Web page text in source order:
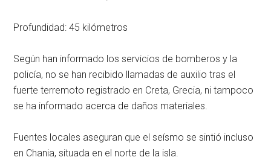
Profundidad: 45 kilómetros
Según han informado los servicios de bomberos y la
policía, no se han recibido llamadas de auxilio tras el
fuerte terremoto registrado en Creta, Grecia, ni tampoco
se ha informado acerca de daños materiales.
Fuentes locales aseguran que el seísmo se sintió incluso
en Chania, situada en el norte de la isla.